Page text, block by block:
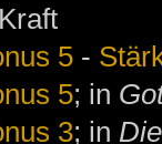
5 -
5; in
3; in